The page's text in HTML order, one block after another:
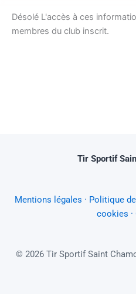
Désolé L'accès à ces
membres du club inscrit.
Tir Sportif
Mentions légales · Politique
cookies ·
© 2026 Tir Sportif Saint